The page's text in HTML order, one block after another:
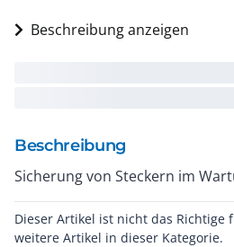
Beschreibung anzeigen
Beschreibung
Sicherung von Steckern im
Dieser Artikel ist nicht das Richtige
weitere Artikel in dieser Kategorie.